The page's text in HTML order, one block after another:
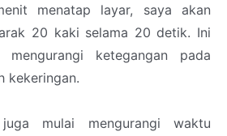
menatap layar, saya akan
20 kaki selama 20 detik. Ini
mengurangi ketegangan pada
kekeringan.
mulai mengurangi waktu